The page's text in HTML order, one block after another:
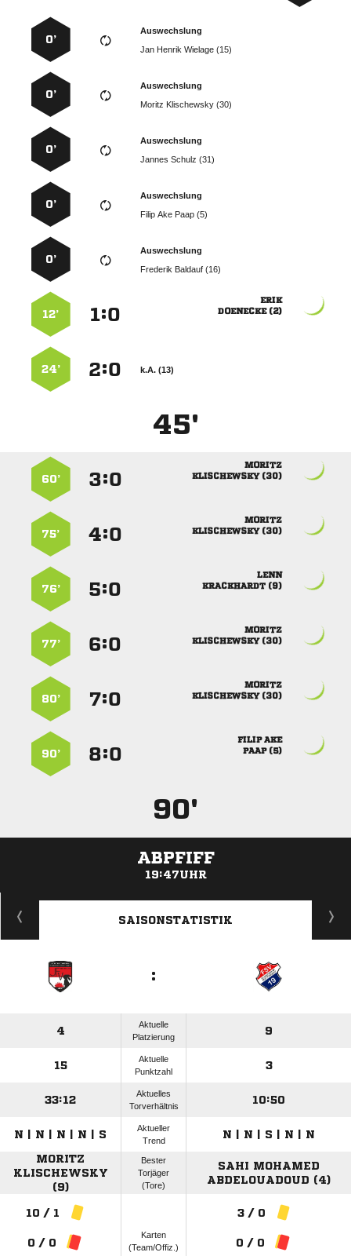
Auswechslung
   
0’
Auswechslung
  
0’
Auswechslung
  
0’
Auswechslung
   
0’
Auswechslung
  
0’

 
:
12’
k.A. (13)
:
24’
45'

 
:
60’

 
:
75’

 
:
76’

 
:
77’

 
:
80’
 
 
:
90’
90'
ABPFIFF
19:47UHR
ANZEIGE
SAISONSTATISTIK
:
4
Aktuelle
Platzierung
9
15
Aktuelle
Punktzahl
3
33:12
Aktuelles
Torverhältnis
10:50
N | N | N | N | S
Aktueller
Trend
N | N | S | N | N
MORITZ
KLISCHEWSKY
(9)
Bester
Torjäger
(Tore)
SAHI MOHAMED
ABDELOUADOUD (4)
10 / 1
0 / 0
Karten
(Team/Offiz.)
3 / 0
0 / 0